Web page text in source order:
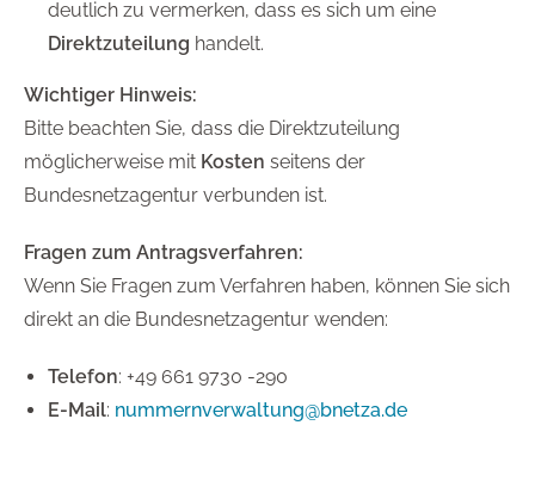
deutlich zu vermerken, dass es sich um eine
Direktzuteilung handelt.
Wichtiger Hinweis:
Bitte beachten Sie, dass die Direktzuteilung
möglicherweise mit Kosten seitens der
Bundesnetzagentur verbunden ist.
Fragen zum Antragsverfahren:
Wenn Sie Fragen zum Verfahren haben, können Sie sich
direkt an die Bundesnetzagentur wenden:
Telefon: +49 661 9730 -290
E-Mail: nummernverwaltung@bnetza.de